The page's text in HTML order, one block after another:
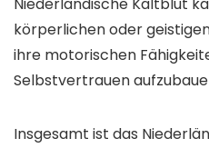
Niederländische Kaltblut
körperlichen oder
ihre motorischen
Selbstvertrauen
Insgesamt ist das